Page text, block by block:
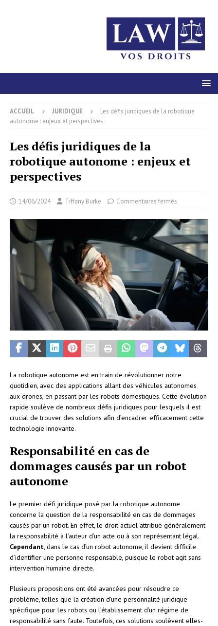
ACCUEIL JURIDIQUE
Les défis juridiques de la robotique
autonome : enjeux et perspectives
Les défis juridiques de la
robotique autonome : enjeux et
perspectives
14/06/2024 Tiffany Burke Commentaires fermés
La robotique autonome est en train de révolutionner notre
quotidien, avec des applications allant des véhicules autonomes
aux drones, en passant par les robots domestiques. Cette évolution
rapide soulève de nombreux défis juridiques pour lesquels il est
crucial de trouver des solutions afin d’encadrer efficacement cette
technologie innovante.
Responsabilité en cas de
dommages causés par un robot
autonome
Le premier défi juridique posé par la robotique autonome
concerne la question de la responsabilité en cas de dommages
causés par un robot. En effet, le droit actuel attribue généralement
la responsabilité à l’auteur d’un acte ou à son représentant légal.
Cependant, dans le cas d’un robot autonome, il devient difficile
d’identifier une personne responsable, puisque le robot agit sans
intervention humaine directe.
Plusieurs propositions ont été avancées pour résoudre ce
problème, telles que la création d’une personnalité juridique
spécifique pour les robots ou l’établissement d’un régime de
responsabilité sans faute. Toutefois, ces solutions soulèvent elles-